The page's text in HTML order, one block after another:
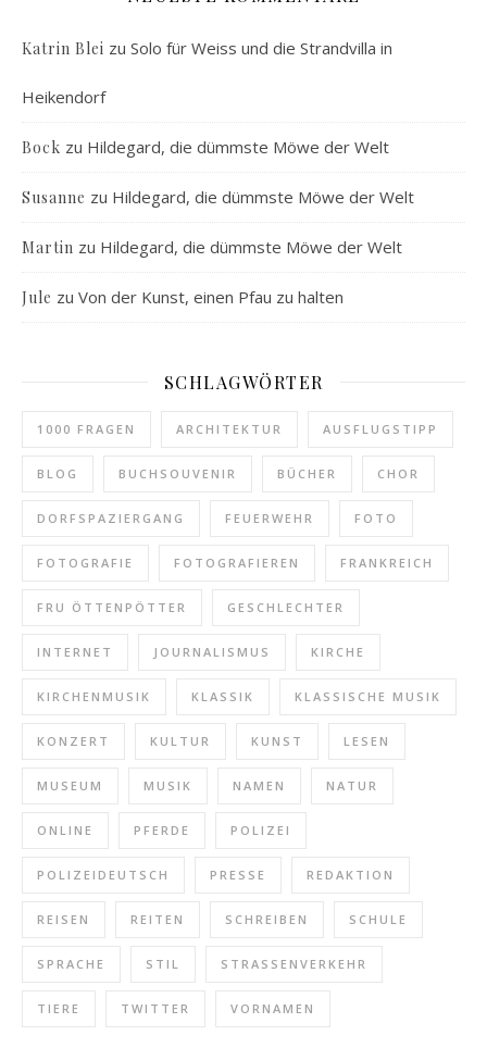
Katrin Blei zu Solo für Weiss und die Strandvilla in
Heikendorf
Bock zu Hildegard, die dümmste Möwe der Welt
Susanne zu Hildegard, die dümmste Möwe der Welt
Martin zu Hildegard, die dümmste Möwe der Welt
Jule zu Von der Kunst, einen Pfau zu halten
SCHLAGWÖRTER
1000 FRAGEN ARCHITEKTUR AUSFLUGSTIPP
BLOG BUCHSOUVENIR BÜCHER CHOR
DORFSPAZIERGANG FEUERWEHR FOTO
FOTOGRAFIE FOTOGRAFIEREN FRANKREICH
FRU ÖTTENPÖTTER GESCHLECHTER
INTERNET JOURNALISMUS KIRCHE
KIRCHENMUSIK KLASSIK KLASSISCHE MUSIK
KONZERT KULTUR KUNST LESEN
MUSEUM MUSIK NAMEN NATUR
ONLINE PFERDE POLIZEI
POLIZEIDEUTSCH PRESSE REDAKTION
REISEN REITEN SCHREIBEN SCHULE
SPRACHE STIL STRASSENVERKEHR
TIERE TWITTER VORNAMEN